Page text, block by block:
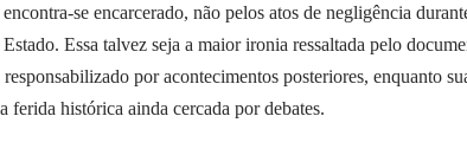
se encarcerado, não pelos atos de negligência
Essa talvez seja a maior ironia ressaltada pelo
por acontecimentos posteriores, enquanto
ferida histórica ainda cercada por debates.